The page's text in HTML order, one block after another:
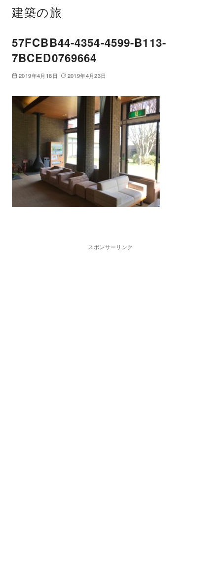
建築の旅
57FCBB44-4354-4599-B113-
7BCED0769664
2019年4月18日 2019年4月23日
スポンサーリンク